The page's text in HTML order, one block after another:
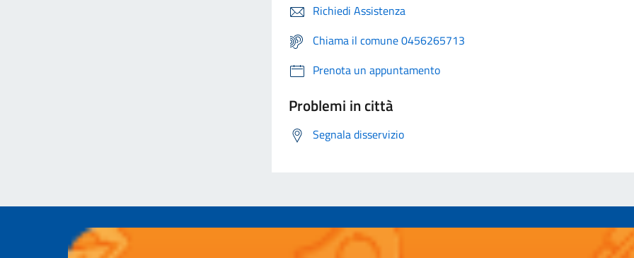
Richiedi Assistenza
Chiama il comune 0456265713
Prenota un appuntamento
Problemi in città
Segnala disservizio